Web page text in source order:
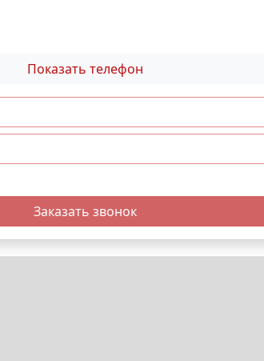
Показать телефон
Заказать звонок